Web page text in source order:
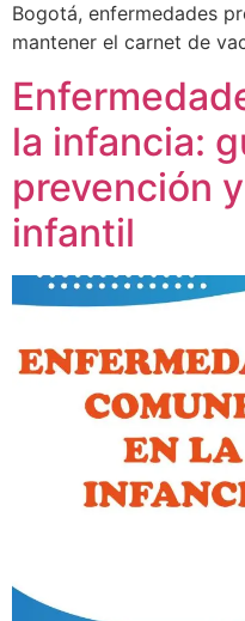
Bogotá, enfermedades
mantener el carnet de
la infancia:
prevención
infantil